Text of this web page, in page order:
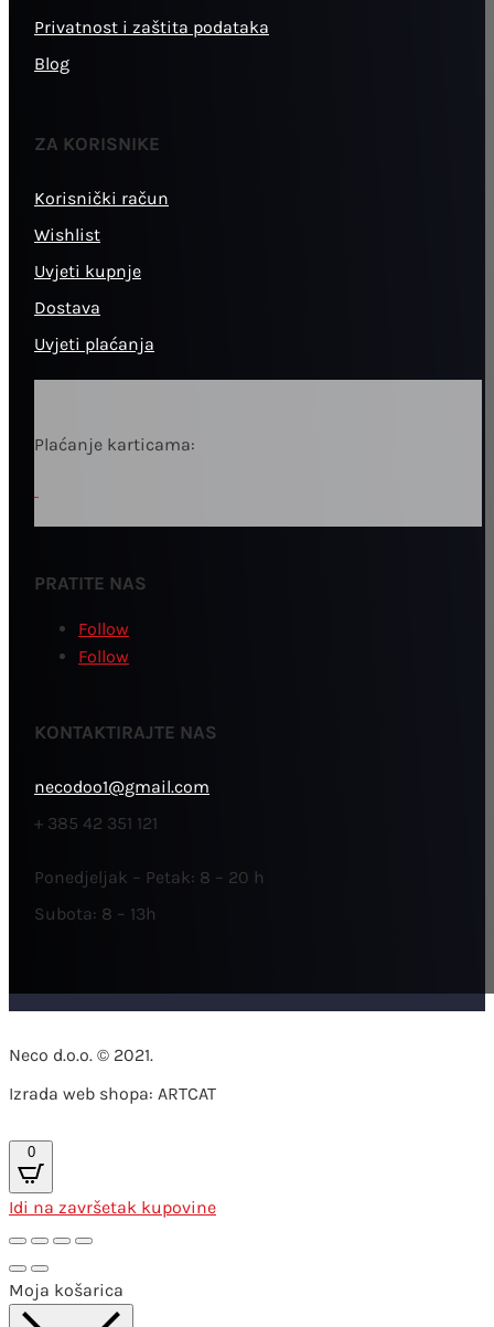
Privatnost i zaštita podataka
Blog
ZA KORISNIKE
Korisnički račun
Wishlist
Uvjeti kupnje
Dostava
Uvjeti plaćanja
Plaćanje karticama:
PRATITE NAS
Follow
Follow
KONTAKTIRAJTE NAS
necodoo1@gmail.com
+ 385 42 351 121
Ponedjeljak – Petak: 8 – 20 h
Subota: 8 – 13h
Neco d.o.o. © 2021.
Izrada web shopa: ARTCAT
0
Idi na završetak kupovine
Moja košarica